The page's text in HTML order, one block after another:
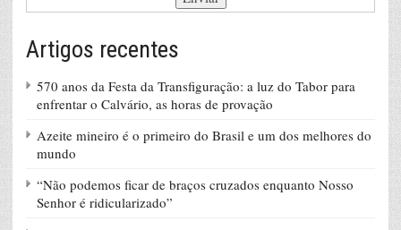
Artigos recentes
570 anos da Festa da Transfiguração: a luz do Tabor para
enfrentar o Calvário, as horas de provação
Azeite mineiro é o primeiro do Brasil e um dos melhores do
mundo
“Não podemos ficar de braços cruzados enquanto Nosso
Senhor é ridicularizado”